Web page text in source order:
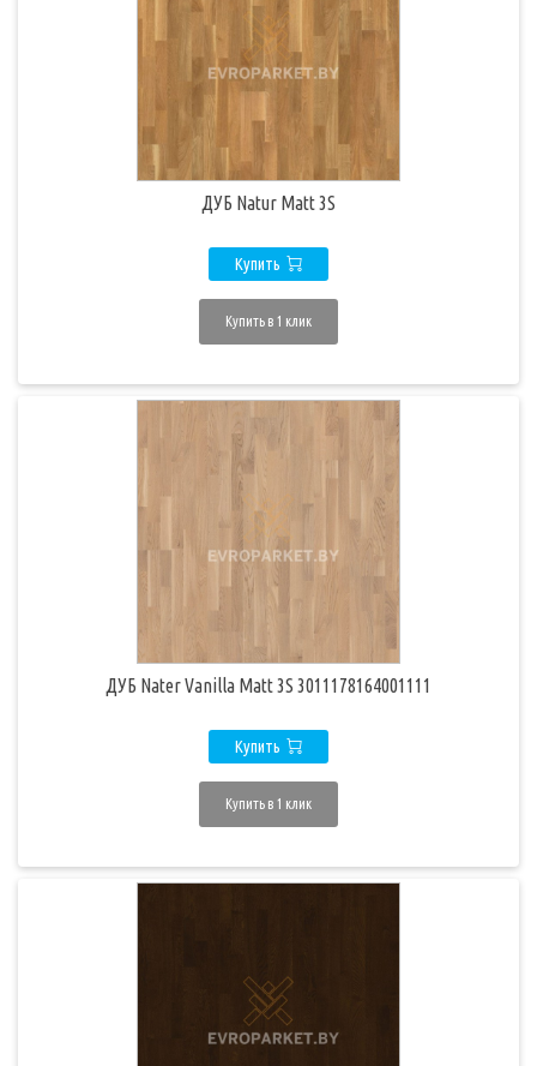
ДУБ Natur Matt 3S
Купить
Купить в 1 клик
ДУБ Nater Vanilla Matt 3S 3011178164001111
Купить
Купить в 1 клик